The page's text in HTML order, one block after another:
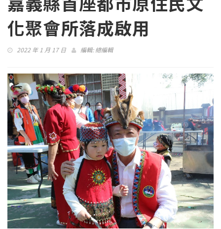
化聚會所落成啟用
2022 年 1 月 17 日 編輯:總編輯